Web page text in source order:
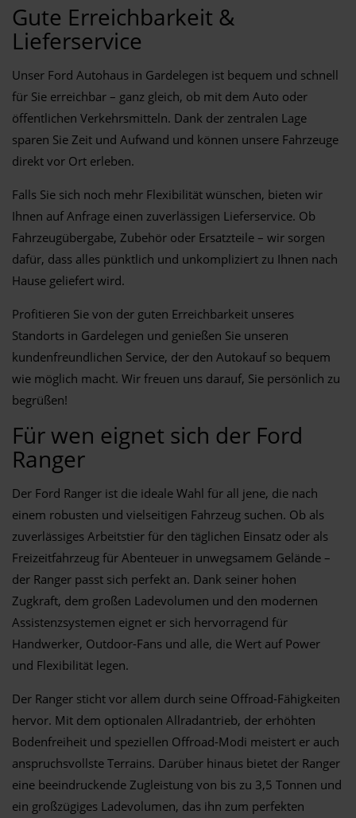
Gute Erreichbarkeit &
Lieferservice
Unser Ford Autohaus in Gardelegen ist bequem und schnell
für Sie erreichbar – ganz gleich, ob mit dem Auto oder
öffentlichen Verkehrsmitteln. Dank der zentralen Lage
sparen Sie Zeit und Aufwand und können unsere Fahrzeuge
direkt vor Ort erleben.
Falls Sie sich noch mehr Flexibilität wünschen, bieten wir
Ihnen auf Anfrage einen zuverlässigen Lieferservice. Ob
Fahrzeugübergabe, Zubehör oder Ersatzteile – wir sorgen
dafür, dass alles pünktlich und unkompliziert zu Ihnen nach
Hause geliefert wird.
Profitieren Sie von der guten Erreichbarkeit unseres
Standorts in Gardelegen und genießen Sie unseren
kundenfreundlichen Service, der den Autokauf so bequem
wie möglich macht. Wir freuen uns darauf, Sie persönlich zu
begrüßen!
Für wen eignet sich der Ford
Ranger
Der Ford Ranger ist die ideale Wahl für all jene, die nach
einem robusten und vielseitigen Fahrzeug suchen. Ob als
zuverlässiges Arbeitstier für den täglichen Einsatz oder als
Freizeitfahrzeug für Abenteuer in unwegsamem Gelände –
der Ranger passt sich perfekt an. Dank seiner hohen
Zugkraft, dem großen Ladevolumen und den modernen
Assistenzsystemen eignet er sich hervorragend für
Handwerker, Outdoor-Fans und alle, die Wert auf Power
und Flexibilität legen.
Der Ranger sticht vor allem durch seine Offroad-Fähigkeiten
hervor. Mit dem optionalen Allradantrieb, der erhöhten
Bodenfreiheit und speziellen Offroad-Modi meistert er auch
anspruchsvollste Terrains. Darüber hinaus bietet der Ranger
eine beeindruckende Zugleistung von bis zu 3,5 Tonnen und
ein großzügiges Ladevolumen, das ihn zum perfekten